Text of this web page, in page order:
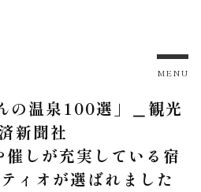
MENU
の温泉100選」＿観光
新聞社
催しが充実している宿
ィオが選ばれました